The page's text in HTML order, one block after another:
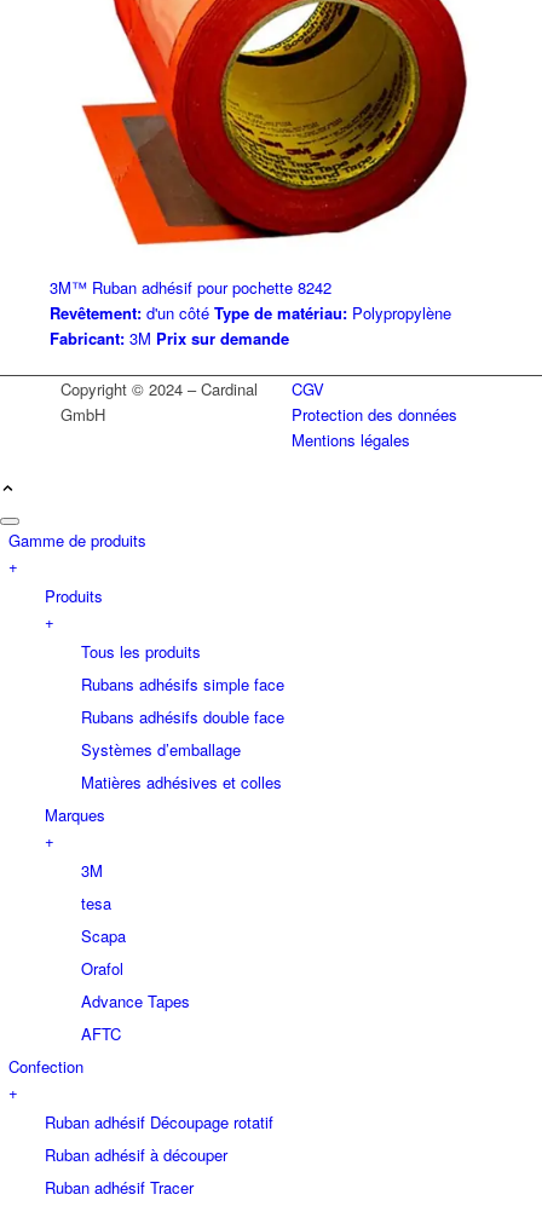
3M™ Ruban adhésif pour pochette 8242
Revêtement:d'un côté Type de matériau:Polypropylène
Fabricant:3M Prix sur demande
Copyright © 2024 – Cardinal
GmbH
CGV
Protection des données
Mentions légales
Gamme de produits
+
Produits
+
Tous les produits
Rubans adhésifs simple face
Rubans adhésifs double face
Systèmes d’emballage
Matières adhésives et colles
Marques
+
3M
tesa
Scapa
Orafol
Advance Tapes
AFTC
Confection
+
Ruban adhésif Découpage rotatif
Ruban adhésif à découper
Ruban adhésif Tracer